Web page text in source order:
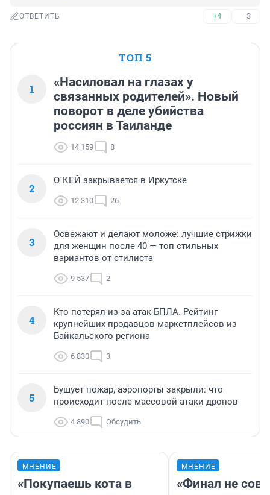
ОТВЕТИТЬ +4 –3
ТОП 5
1
«Насиловал на глазах у
связанных родителей». Новый
поворот в деле убийства
россиян в Таиланде
14 159 8
2
О`КЕЙ закрывается в Иркутске
12 310 26
3
Освежают и делают моложе: лучшие стрижки
для женщин после 40 — топ стильных
вариантов от стилиста
9 537 2
4
Кто потерял из-за атак БПЛА. Рейтинг
крупнейших продавцов маркетплейсов из
Байкальского региона
6 830 3
5
Бушует пожар, аэропорты закрыли: что
происходит после массовой атаки дронов
4 890 Обсудить
МНЕНИЕ
«Покупаешь кота в
МНЕНИЕ
«Финал не